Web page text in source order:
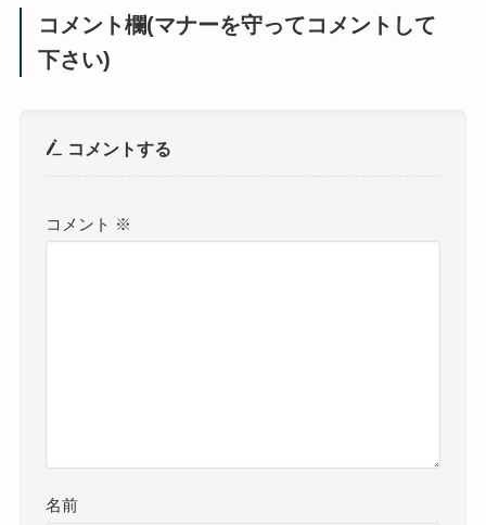
コメント欄(マナーを守ってコメントして
下さい)
コメントする
コメント ※
名前